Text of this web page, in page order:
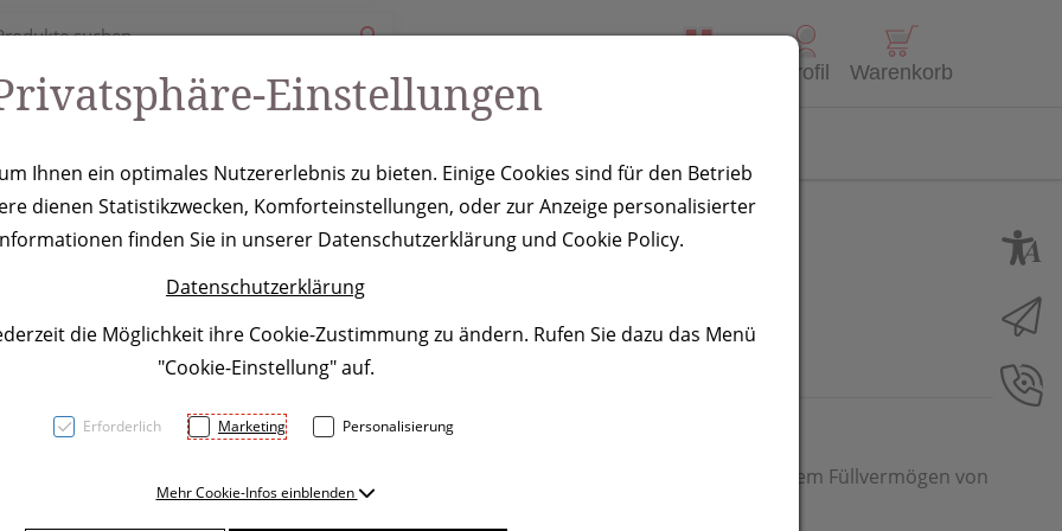
Profil Warenkorb
Trapani, weiss
Nostalgie Tasse aus Keramik mit schwarzem Rand und einem Füllvermögen von
Einstellungen
Ihnen ein optimales Nutzererlebnis zu bieten. Einige Cookies sind für den Betrieb
dienen Statistikzwecken, Komforteinstellungen, oder zur Anzeige personalisierter
finden Sie in unserer Datenschutzerklärung und Cookie Policy.
Datenschutzerklärung
die Möglichkeit ihre Cookie-Zustimmung zu ändern. Rufen Sie dazu das Menü
"Cookie-Einstellung" auf.
Erforderlich Marketing Personalisierung
Mehr Cookie-Infos einblenden